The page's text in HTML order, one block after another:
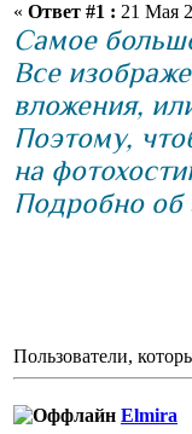
« Ответ #1 : 21 Мая
Самое
Все
вложения,
Поэтому,
на
Подробно об
Пользователи,
Elmira